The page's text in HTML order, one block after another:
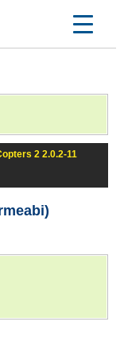
2 2.0.2-11